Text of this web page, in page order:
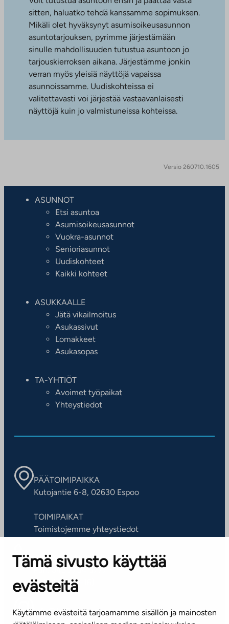
Tämä sivusto käyttää
evästeitä
Käytämme evästeitä tarjoamamme sisällön ja mainosten
sitten, haluatko tehdä kanssamme sopimuksen.
Mikäli olet hyväksynyt asumisoikeusasunnon
asuntotarjouksen, pyrimme järjestämään
sinulle mahdollisuuden tutustua asuntoon jo
tarjouskierroksen aikana. Järjestämme jonkin
verran myös yleisiä näyttöjä vapaissa
asunnoissamme. Uudiskohteissa ei
valitettavasti voi järjestää vastaavanlaisesti
näyttöjä kuin jo valmistuneissa kohteissa.
Versio 260710.1605
ASUNNOT
Etsi asuntoa
Asumisoikeusasunnot
Vuokra-asunnot
Senioriasunnot
Uudiskohteet
Kaikki kohteet
ASUKKAALLE
Jätä vikailmoitus
Asukassivut
Lomakkeet
Asukasopas
TA-YHTIÖT
Avoimet työpaikat
Yhteystiedot
PÄÄTOIMIPAIKKA
Kutojantie 6-8, 02630 Espoo
TOIMIPAIKAT
Toimistojemme yhteystiedot
ASIAKASPALVELUKESKUS
Puh. 045 7734 3777
(arkisin klo 8-16)
info@ta.fi